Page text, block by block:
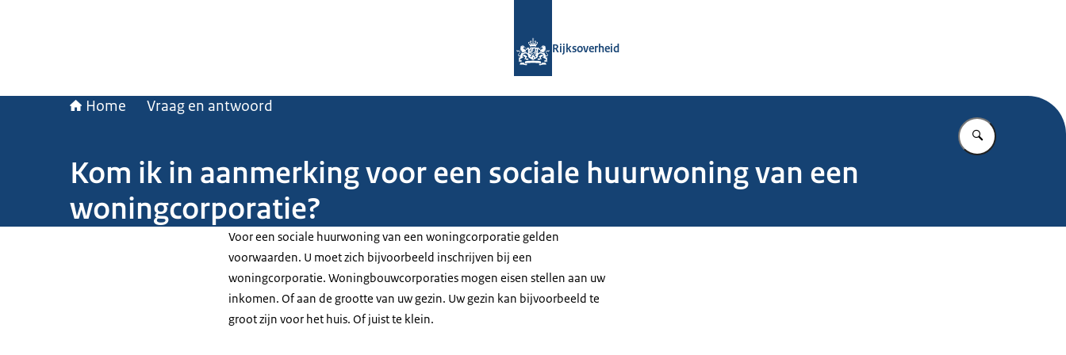
Rijksoverheid
Home Vraag en antwoord
Vul in wat u
Kom ik in aanmerking voor een sociale huurwoning van een
woningcorporatie?
Voor een sociale huurwoning van een woningcorporatie gelden
voorwaarden. U moet zich bijvoorbeeld inschrijven bij een
woningcorporatie. Woningbouwcorporaties mogen eisen stellen aan uw
inkomen. Of aan de grootte van uw gezin. Uw gezin kan bijvoorbeeld te
groot zijn voor het huis. Of juist te klein.